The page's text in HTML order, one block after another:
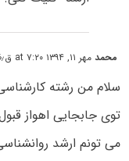
محمدمهر ۱۱, ۱۳۹۴ at ۷:۲۰ ق٫ظ
سلام من رشته
توی جابجایی اهواز
می تونم ارشد